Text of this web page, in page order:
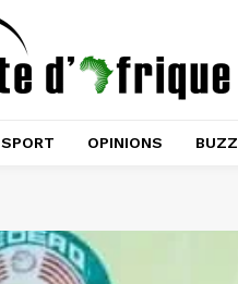
SPORT OPINIONS BUZZ